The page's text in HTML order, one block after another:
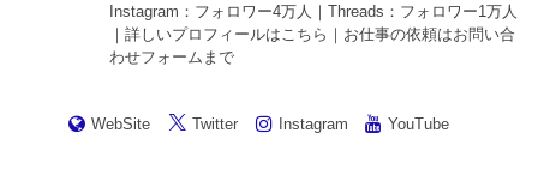
Instagram ：フォロワー4万人｜Threads ：フォロワー1万人
｜詳しいプロフィールは こちら ｜お仕事の依頼はお問い合
わせフォーム まで
WebSite Twitter Instagram YouTube